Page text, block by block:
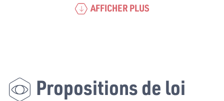
AFFICHER PLUS
Propositions de loi